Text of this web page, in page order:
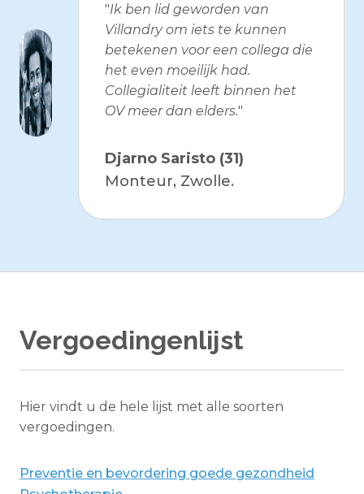
"Ik ben lid geworden van
Villandry om iets te kunnen
betekenen voor een collega die
het even moeilijk had.
Collegialiteit leeft binnen het
OV meer dan elders."
Djarno Saristo (31)
Monteur, Zwolle.
Vergoedingenlijst
Hier vindt u de hele lijst met alle soorten
vergoedingen.
Preventie en bevordering goede gezondheid